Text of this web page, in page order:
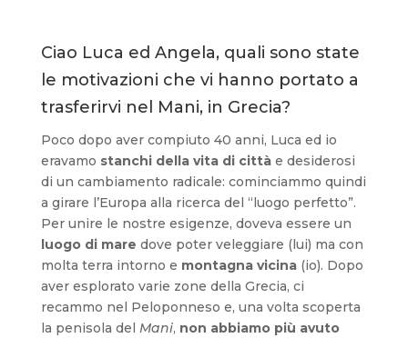
Ciao Luca ed Angela, quali sono state
le motivazioni che vi hanno portato a
trasferirvi nel Mani, in Grecia?
Poco dopo aver compiuto 40 anni, Luca ed io
eravamo stanchi della vita di cittàe desiderosi
di un cambiamento radicale: cominciammo quindi
a girare l’Europa alla ricerca del “luogo perfetto”.
Per unire le nostre esigenze, doveva essere un
luogo di mare dove poter veleggiare (lui) ma con
molta terra intorno e montagna vicina(io). Dopo
aver esplorato varie zone della Grecia, ci
recammo nel Peloponneso e, una volta scoperta
la penisola del Mani, non abbiamo più avuto